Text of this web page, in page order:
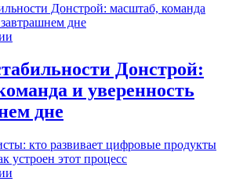
Донстрой:
и уверенность
дне